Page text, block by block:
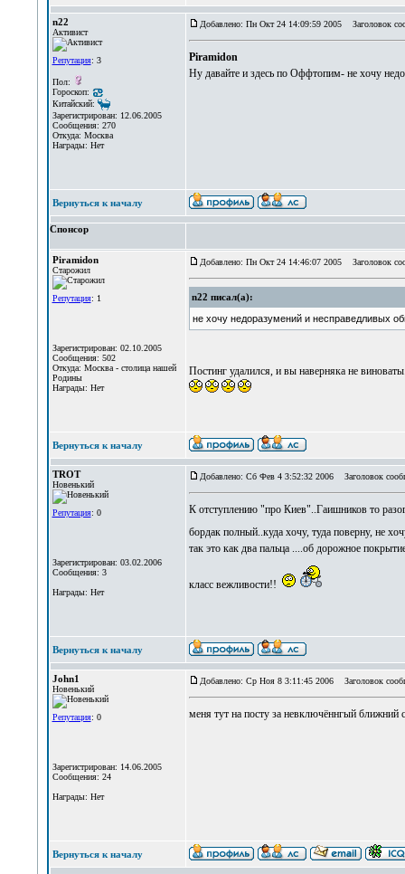
n22
Активист
Репутация: 3
Пол:
Гороскоп:
Китайский:
Зарегистрирован: 12.06.2005
Сообщения: 270
Откуда: Москва
Награды: Нет
Добавлено: Пн Окт 24 14:09:59 2005 Заголовок
Piramidon
Ну давайте и здесь по Оффтопим- не хочу
Вернуться к началу
Спонсор
Piramidon
Старожил
Репутация: 1
Зарегистрирован: 02.10.2005
Сообщения: 502
Откуда: Москва - столица нашей
Родины
Награды: Нет
Добавлено: Пн Окт 24 14:46:07 2005 Заголовок
n22 писал(а):
не хочу недоразумений и несправедливых
Постинг удалился, и вы наверняка не
Вернуться к началу
TROT
Новенький
Репутация: 0
Зарегистрирован: 03.02.2006
Сообщения: 3
Награды: Нет
Добавлено: Сб Фев 4 3:52:32 2006 Заголовок
К отступлению "про Киев"..Гаишников то
бордак полный..куда хочу, туда поверну, не
так это как два пальца ....об дорожное
класс вежливости!!
Вернуться к началу
John1
Новенький
Репутация: 0
Зарегистрирован: 14.06.2005
Сообщения: 24
Награды: Нет
Добавлено: Ср Ноя 8 3:11:45 2006 Заголовок
меня тут на посту за невключённгый ближний
Вернуться к началу